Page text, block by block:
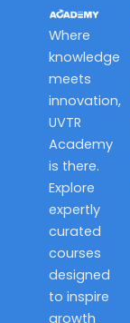
Where
knowledge
meets
innovation,
UVTR
Academy
is there.
Explore
expertly
curated
courses
designed
to inspire
growth